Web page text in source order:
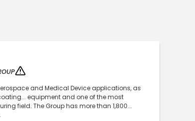
and Medical Device applications, as
equipment and one of the most
field. The Group has more than 1,800...